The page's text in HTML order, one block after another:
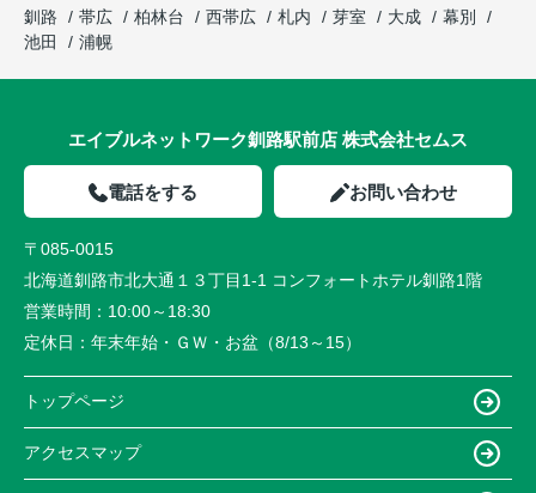
釧路
帯広 柏林台 西帯広 札内 芽室 大成
幕別
池田
浦幌
エイブルネットワーク釧路駅前店 株式会社セムス
電話をする お問い合わせ
〒085-0015
北海道釧路市北大通１３丁目1-1 コンフォートホテル釧路1階
営業時間： 10:00～18:30
定休日： 年末年始・ＧＷ・お盆（8/13～15）
トップページ
アクセスマップ